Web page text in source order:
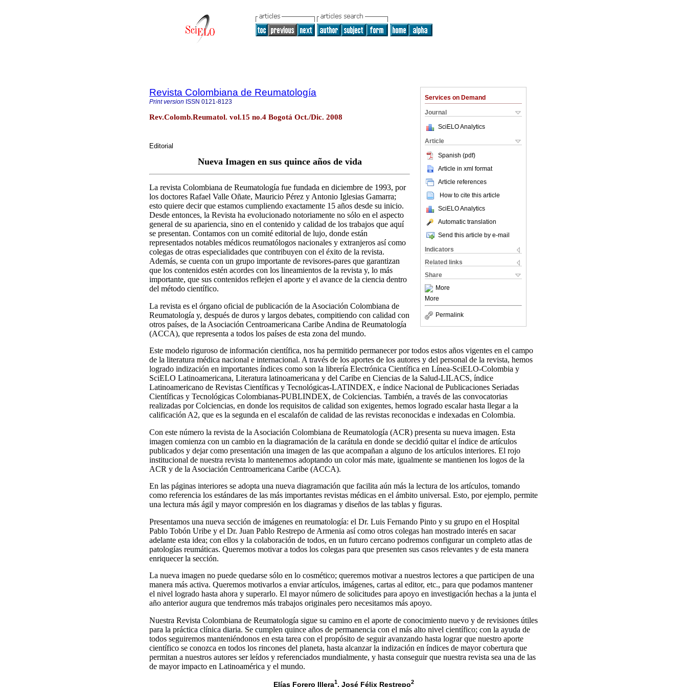
Services on Demand
Journal
SciELO Analytics
Article
Spanish (pdf)
Article in xml format
Article references
How to cite this article
SciELO Analytics
Automatic translation
Send this article by e-mail
Indicators
Related links
Share
More
More
Permalink
Revista Colombiana de Reumatología
Print version ISSN 0121-8123
Rev.Colomb.Reumatol. vol.15 no.4 Bogotá Oct./Dic. 2008
Editorial
Nueva Imagen en sus quince años de vida
La revista Colombiana de Reumatología fue fundada en diciembre de 1993, por
los doctores Rafael Valle Oñate, Mauricio Pérez y Antonio Iglesias Gamarra;
esto quiere decir que estamos cumpliendo exactamente 15 años desde su inicio.
Desde entonces, la Revista ha evolucionado notoriamente no sólo en el aspecto
general de su apariencia, sino en el contenido y calidad de los trabajos que aquí
se presentan. Contamos con un comité editorial de lujo, donde están
representados notables médicos reumatólogos nacionales y extranjeros así como
colegas de otras especialidades que contribuyen con el éxito de la revista.
Además, se cuenta con un grupo importante de revisores-pares que garantizan
que los contenidos estén acordes con los lineamientos de la revista y, lo más
importante, que sus contenidos reflejen el aporte y el avance de la ciencia dentro
del método científico.
La revista es el órgano oficial de publicación de la Asociación Colombiana de
Reumatología y, después de duros y largos debates, compitiendo con calidad con
otros países, de la Asociación Centroamericana Caribe Andina de Reumatología
(ACCA), que representa a todos los países de esta zona del mundo.
Este modelo riguroso de información científica, nos ha permitido permanecer por todos estos años vigentes en el campo
de la literatura médica nacional e internacional. A través de los aportes de los autores y del personal de la revista, hemos
logrado indización en importantes índices como son la librería Electrónica Científica en Línea-SciELO-Colombia y
SciELO Latinoamericana, Literatura latinoamericana y del Caribe en Ciencias de la Salud-LILACS, índice
Latinoamericano de Revistas Científicas y Tecnológicas-LATINDEX, e índice Nacional de Publicaciones Seriadas
Científicas y Tecnológicas Colombianas-PUBLINDEX, de Colciencias. También, a través de las convocatorias
realizadas por Colciencias, en donde los requisitos de calidad son exigentes, hemos logrado escalar hasta llegar a la
calificación A2, que es la segunda en el escalafón de calidad de las revistas reconocidas e indexadas en Colombia.
Con este número la revista de la Asociación Colombiana de Reumatología (ACR) presenta su nueva imagen. Esta
imagen comienza con un cambio en la diagramación de la carátula en donde se decidió quitar el índice de artículos
publicados y dejar como presentación una imagen de las que acompañan a alguno de los artículos interiores. El rojo
institucional de nuestra revista lo mantenemos adoptando un color más mate, igualmente se mantienen los logos de la
ACR y de la Asociación Centroamericana Caribe (ACCA).
En las páginas interiores se adopta una nueva diagramación que facilita aún más la lectura de los artículos, tomando
como referencia los estándares de las más importantes revistas médicas en el ámbito universal. Esto, por ejemplo, permite
una lectura más ágil y mayor compresión en los diagramas y diseños de las tablas y figuras.
Presentamos una nueva sección de imágenes en reumatología: el Dr. Luis Fernando Pinto y su grupo en el Hospital
Pablo Tobón Uribe y el Dr. Juan Pablo Restrepo de Armenia así como otros colegas han mostrado interés en sacar
adelante esta idea; con ellos y la colaboración de todos, en un futuro cercano podremos configurar un completo atlas de
patologías reumáticas. Queremos motivar a todos los colegas para que presenten sus casos relevantes y de esta manera
enriquecer la sección.
La nueva imagen no puede quedarse sólo en lo cosmético; queremos motivar a nuestros lectores a que participen de una
manera más activa. Queremos motivarlos a enviar artículos, imágenes, cartas al editor, etc., para que podamos mantener
el nivel logrado hasta ahora y superarlo. El mayor número de solicitudes para apoyo en investigación hechas a la junta el
año anterior augura que tendremos más trabajos originales pero necesitamos más apoyo.
Nuestra Revista Colombiana de Reumatología sigue su camino en el aporte de conocimiento nuevo y de revisiones útiles
para la práctica clínica diaria. Se cumplen quince años de permanencia con el más alto nivel científico; con la ayuda de
todos seguiremos manteniéndonos en esta tarea con el propósito de seguir avanzando hasta lograr que nuestro aporte
científico se conozca en todos los rincones del planeta, hasta alcanzar la indización en índices de mayor cobertura que
permitan a nuestros autores ser leídos y referenciados mundialmente, y hasta conseguir que nuestra revista sea una de las
de mayor impacto en Latinoamérica y el mundo.
Elías Forero Illera1, José Félix Restrepo2